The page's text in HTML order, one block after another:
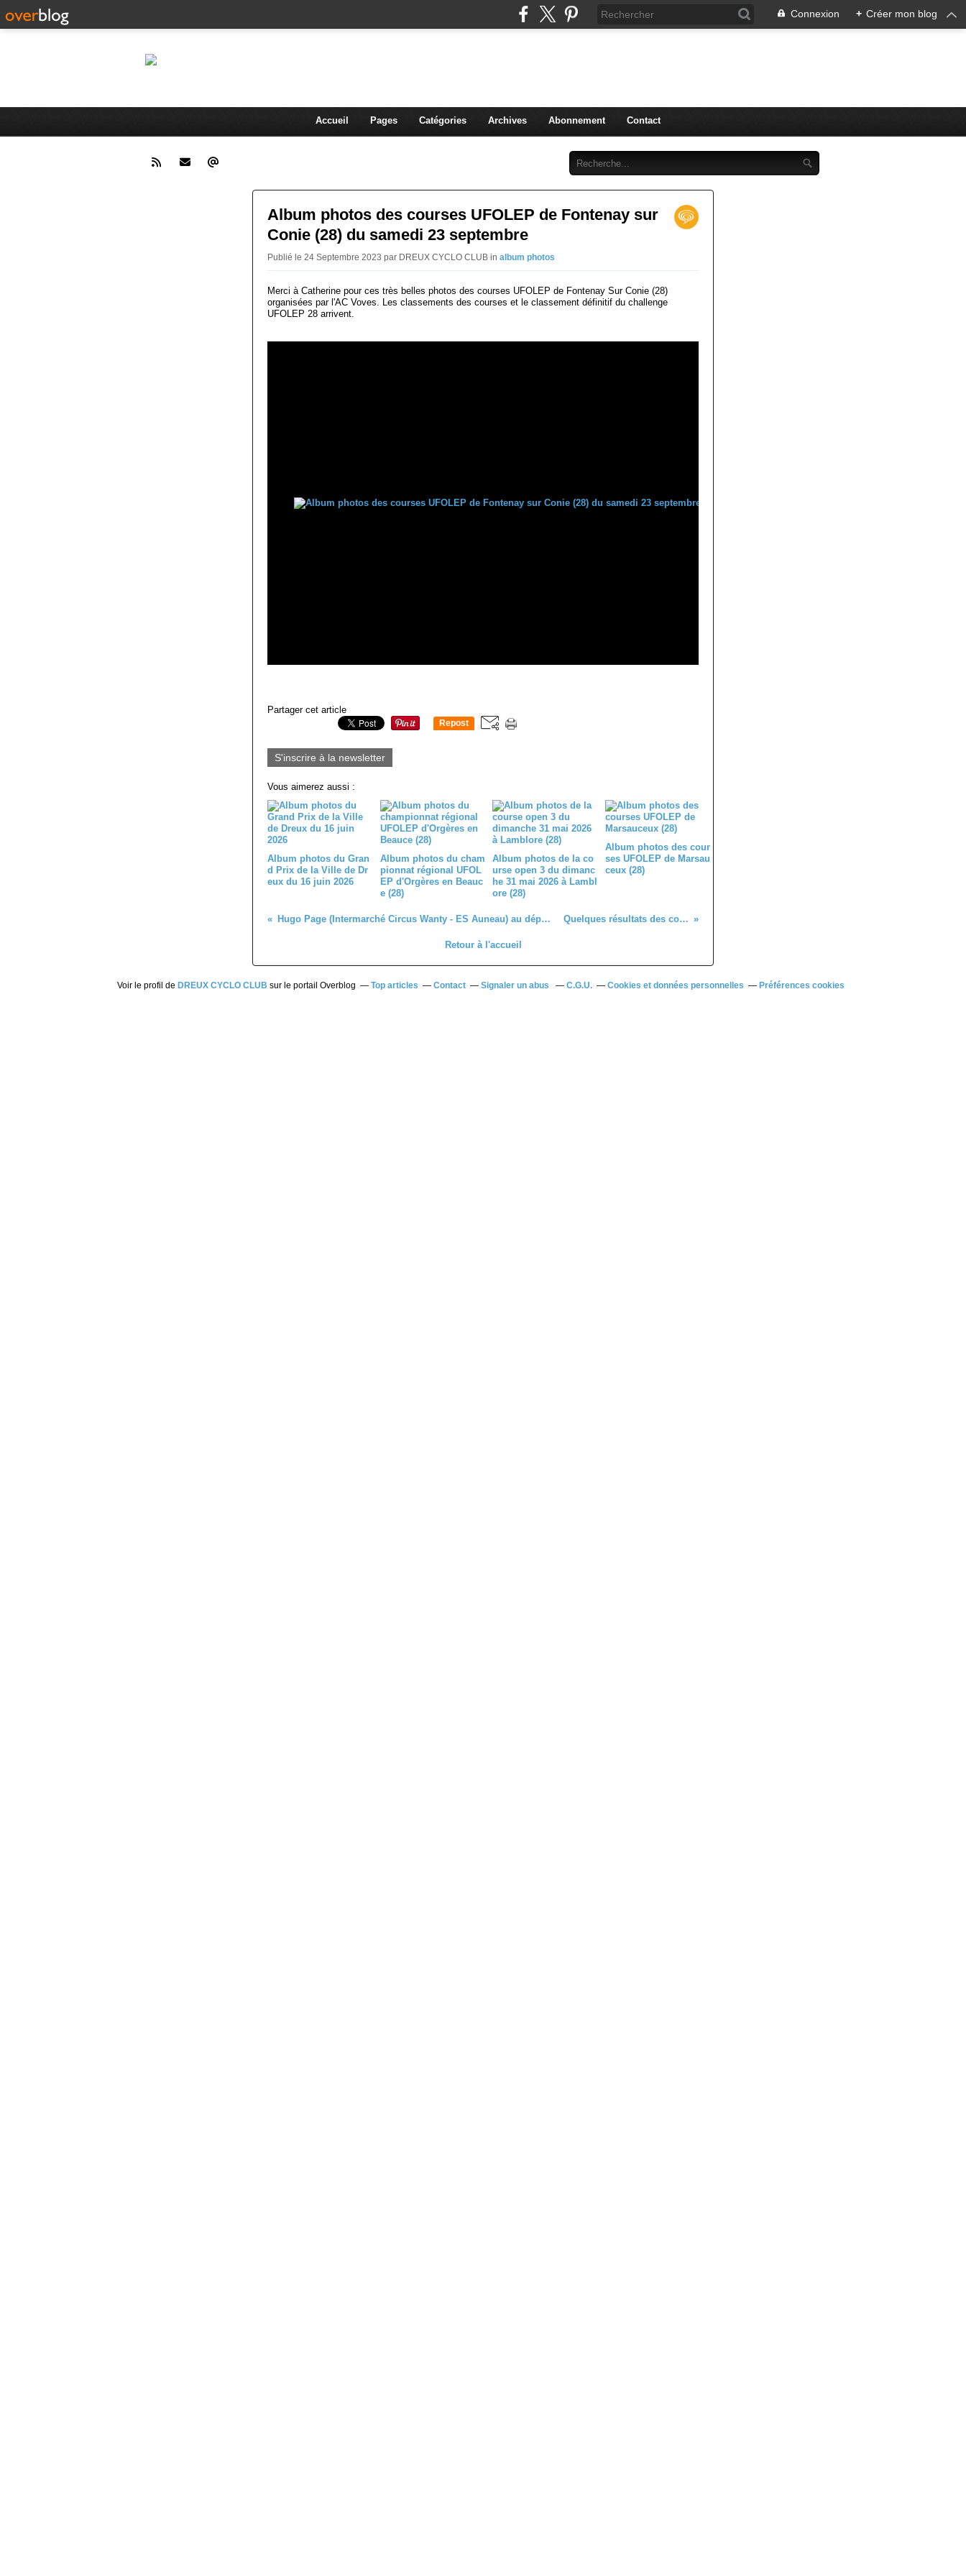
Connexion + Créer mon blog
Accueil Pages Catégories Archives Abonnement Contact
Album photos des courses UFOLEP de Fontenay sur
Conie (28) du samedi 23 septembre
Publié le 24 Septembre 2023 par DREUX CYCLO CLUB in album photos
Merci à Catherine pour ces très belles photos des courses UFOLEP de Fontenay Sur Conie (28)
organisées par l'AC Voves. Les classements des courses et le classement définitif du challenge
UFOLEP 28 arrivent.
Partager cet article
Repost
S'inscrire à la newsletter
Vous aimerez aussi :
Album photos du Gran
d Prix de la Ville de Dr
eux du 16 juin 2026
Album photos du cham
pionnat régional UFOL
EP d'Orgères en Beauc
e (28)
Album photos de la co
urse open 3 du dimanc
he 31 mai 2026 à Lambl
ore (28)
Album photos des cour
ses UFOLEP de Marsau
ceux (28)
Hugo Page (Intermarché Circus Wanty - ES Auneau) au départ de Paris Chauny (02) ce dimanche 24 septembre Quelques résultats des coureurs du 28 à l'extérieur
Retour à l'accueil
Voir le profil de DREUX CYCLO CLUB sur le portail Overblog Top articles Contact Signaler un abus C.G.U. Cookies et données personnelles Préférences cookies